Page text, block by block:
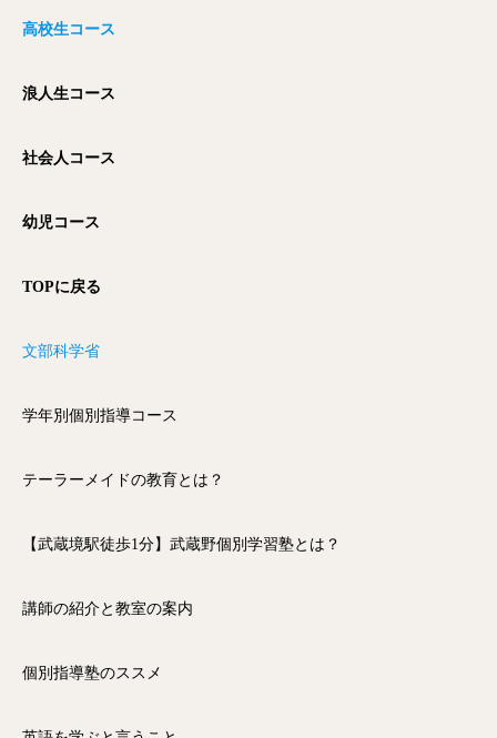
高校生コース
浪人生コース
社会人コース
幼児コース
TOPに戻る
文部科学省
学年別個別指導コース
テーラーメイドの教育とは？
【武蔵境駅徒歩1分】武蔵野個別学習塾とは？
講師の紹介と教室の案内
個別指導塾のススメ